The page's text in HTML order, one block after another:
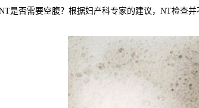
否需要空腹？根据妇产科专家的建议，NT检查并